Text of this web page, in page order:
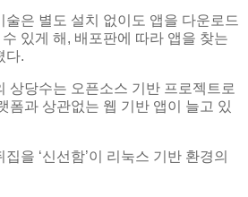
술은 별도 설치 없이도 앱을 다운로드
있게 해, 배포판에 따라 앱을 찾는
다.
상당수는 오픈소스 기반 프로젝트로
폼과 상관없는 웹 기반 앱이 늘고 있
집을 ‘신선함’이 리눅스 기반 환경의